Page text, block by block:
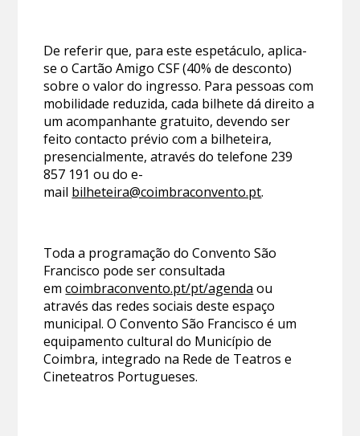
De referir que, para este espetáculo, aplica-
se o Cartão Amigo CSF (40% de desconto)
sobre o valor do ingresso. Para pessoas com
mobilidade reduzida, cada bilhete dá direito a
um acompanhante gratuito, devendo ser
feito contacto prévio com a bilheteira,
presencialmente, através do telefone 239
857 191 ou do e-
mail bilheteira@coimbraconvento.pt.
Toda a programação do Convento São
Francisco pode ser consultada
emcoimbraconvento.pt/pt/agenda ou
através das redes sociais deste espaço
municipal. O Convento São Francisco é um
equipamento cultural do Município de
Coimbra, integrado na Rede de Teatros e
Cineteatros Portugueses.